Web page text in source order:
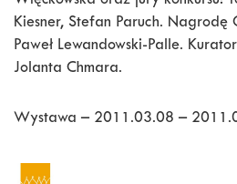
Kiesner, Stefan Paruch. Nagrodę
Paweł Lewandowski-Palle.
Jolanta Chmara.
Wystawa – 2011.03.08 –